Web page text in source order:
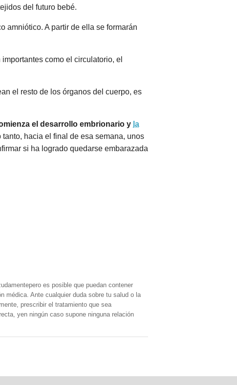
del futuro bebé.
amniótico. A partir de ella se formarán
como el circulatorio, el
el resto de los órganos del cuerpo, es
el desarrollo embrionario y la
hacia el final de esa semana, unos
si ha logrado quedarse embarazada
es posible que puedan contener
médica. Ante cualquier duda sobre tu salud o la
prescribir el tratamiento que sea
yen ningún caso supone ninguna relación